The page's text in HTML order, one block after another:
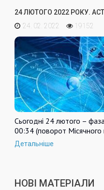
24 ЛЮТОГО 2022 РОКУ.
24. 02. 2022
19152
Сьогодні 24 лютого –
00:34 (поворот Місячного
Детальніше
НОВІ МАТЕРІАЛИ